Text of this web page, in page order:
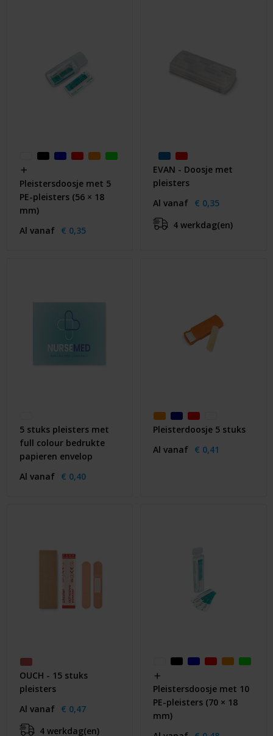
Auto & Veiligheid
Pleistersdoosje met 5
PE-pleisters (56 × 18
mm)
Al vanaf € 0,35
EVAN - Doosje met
pleisters
Al vanaf € 0,35
4 werkdag(en)
5 stuks pleisters met
full colour bedrukte
papieren envelop
Al vanaf € 0,40
Pleisterdoosje 5 stuks
Al vanaf € 0,41
OUCH - 15 stuks
pleisters
Al vanaf € 0,47
4 werkdag(en)
Pleistersdoosje met 10
PE-pleisters (70 × 18
mm)